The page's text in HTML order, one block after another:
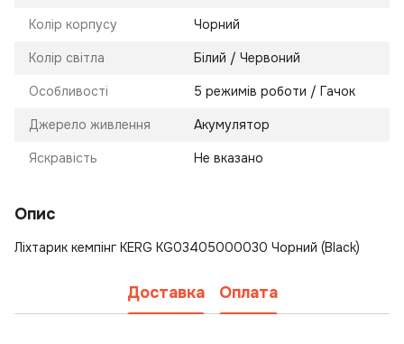
Колір корпусу Чорний
Колір світла Білий / Червоний
Особливості 5 режимів роботи / Гачок
Джерело живлення Акумулятор
Яскравість Не вказано
Опис
Ліхтарик кемпінг KERG KG03405000030 Чорний (Black)
Доставка Оплата